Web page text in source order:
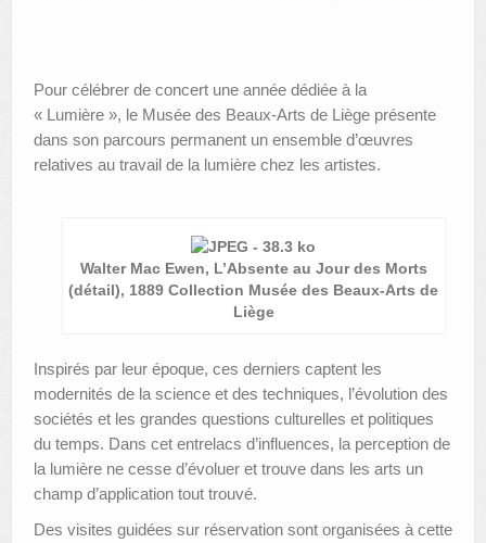
Pour célébrer de concert une année dédiée à la
« Lumière », le Musée des Beaux-Arts de Liège présente
dans son parcours permanent un ensemble d’œuvres
relatives au travail de la lumière chez les artistes.
Walter Mac Ewen, L’Absente au Jour des Morts
(détail), 1889 Collection Musée des Beaux-Arts de
Liège
Inspirés par leur époque, ces derniers captent les
modernités de la science et des techniques, l’évolution des
sociétés et les grandes questions culturelles et politiques
du temps. Dans cet entrelacs d’influences, la perception de
la lumière ne cesse d’évoluer et trouve dans les arts un
champ d’application tout trouvé.
Des visites guidées sur réservation sont organisées à cette